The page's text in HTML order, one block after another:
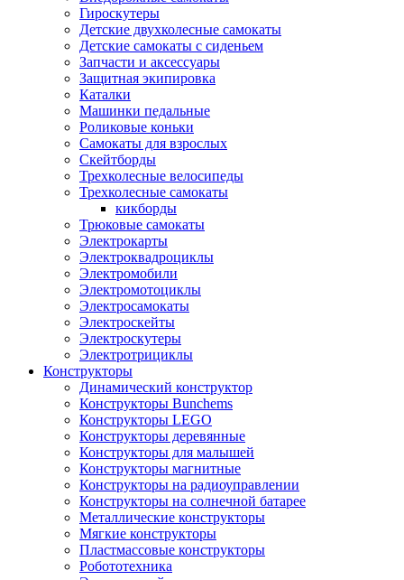
Гироскутеры
Детские двухколесные самокаты
Детские самокаты с сиденьем
Запчасти и аксессуары
Защитная экипировка
Каталки
Машинки педальные
Роликовые коньки
Самокаты для взрослых
Скейтборды
Трехколесные велосипеды
Трехколесные самокаты
кикборды
Трюковые самокаты
Электрокарты
Электроквадроциклы
Электромобили
Электромотоциклы
Электросамокаты
Электроскейты
Электроскутеры
Электротрициклы
Конструкторы
Динамический конструктор
Конструкторы Bunchems
Конструкторы LEGO
Конструкторы деревянные
Конструкторы для малышей
Конструкторы магнитные
Конструкторы на радиоуправлении
Конструкторы на солнечной батарее
Металлические конструкторы
Мягкие конструкторы
Пластмассовые конструкторы
Робототехника